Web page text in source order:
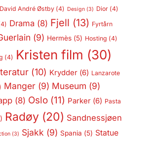
David André Østby(4) Design(3) Dior(4)
Drama (8) Fjell (13) Fyrtårn
(9) Hermès(5) Hosting (4)
(4) Kristen film (30)
(10) Krydder(6) Lanzarote
Manger(9) Museum (9)
(8) Oslo(11) Parker(6) Pasta
Radøy(20) Sandnessjøen
(3) Sjakk (9) Spania (5) Statue